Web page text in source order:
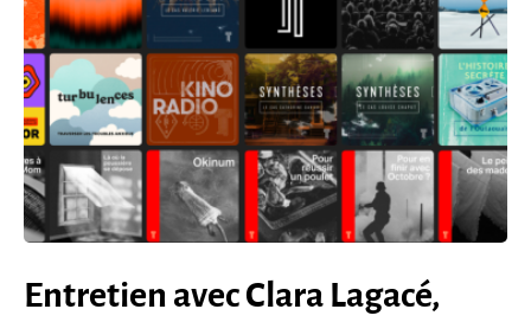
Entretien avec Clara Lagacé,